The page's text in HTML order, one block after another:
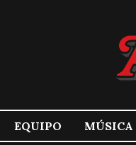
EQUIPO MÚSICA